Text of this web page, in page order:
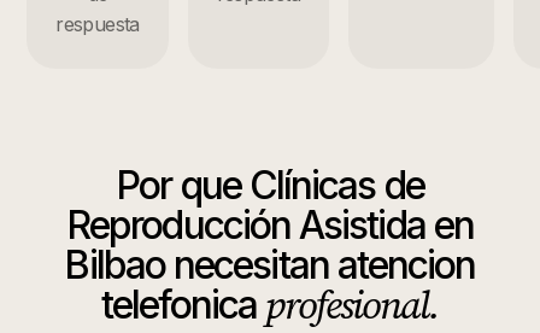
respuesta
Por que Clínicas de
Reproducción Asistidaen
Bilbaonecesitan atencion
telefonica profesional.